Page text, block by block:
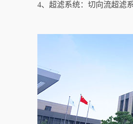
4、超滤系统：切向流超滤